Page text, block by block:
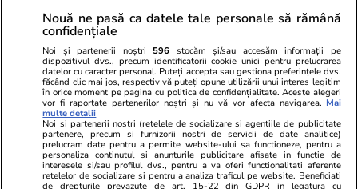
Tehnologie
Ce a pățit un iPhone17 Pro care a fost scăpat
dintr-un avion: „Parcă nimic nu s-ar fi
întâmplat”
Știri România 11:42
O familie de români a rămăs fără portofele la
Nouă ne pasă ca datele tale personale să rămână
confidențiale
Noi și partenerii noștri 596 stocăm și/sau accesăm informații pe
dispozitivul dvs., precum identificatorii cookie unici pentru prelucrarea
datelor cu caracter personal. Puteți accepta sau gestiona preferințele dvs.
făcând clic mai jos, respectiv vă puteți opune utilizării unui interes legitim
în orice moment pe pagina cu politica de confidențialitate. Aceste alegeri
vor fi raportate partenerilor noștri și nu vă vor afecta navigarea. Mai
multe detalii
Noi si partenerii nostri (retelele de socializare si agentiile de publicitate
partenere, precum si furnizorii nostri de servicii de date analitice)
prelucram date pentru a permite website-ului sa functioneze, pentru a
personaliza continutul si anunturile publicitare afisate in functie de
interesele si/sau profilul dvs., pentru a va oferi functionalitati aferente
retelelor de socializare si pentru a analiza traficul pe website. Beneficiati
de drepturile prevazute de art. 15-22 din GDPR in legatura cu